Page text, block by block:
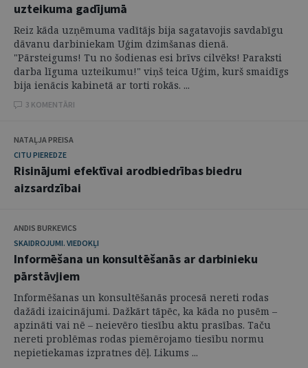
uzteikuma gadījumā
Reiz kāda uzņēmuma vadītājs bija sagatavojis savdabīgu
dāvanu darbiniekam Uģim dzimšanas dienā.
"Pārsteigums! Tu no šodienas esi brīvs cilvēks! Paraksti
darba līguma uzteikumu!" viņš teica Uģim, kurš smaidīgs
bija ienācis kabinetā ar torti rokās. ...
3 KOMENTĀRI
NATAĻJA PREISA
CITU PIEREDZE
Risinājumi efektīvai arodbiedrības biedru
aizsardzībai
ANDIS BURKEVICS
SKAIDROJUMI. VIEDOKĻI
Informēšana un konsultēšanās ar darbinieku
pārstāvjiem
Informēšanas un konsultēšanās procesā nereti rodas
dažādi izaicinājumi. Dažkārt tāpēc, ka kāda no pusēm –
apzināti vai nē – neievēro tiesību aktu prasības. Taču
nereti problēmas rodas piemērojamo tiesību normu
nepietiekamas izpratnes dēļ. Likums ...